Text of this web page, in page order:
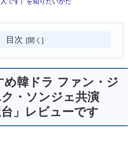
目次
韓ドラ ファン・ジ
・ソンジェ共演
台」レビューです